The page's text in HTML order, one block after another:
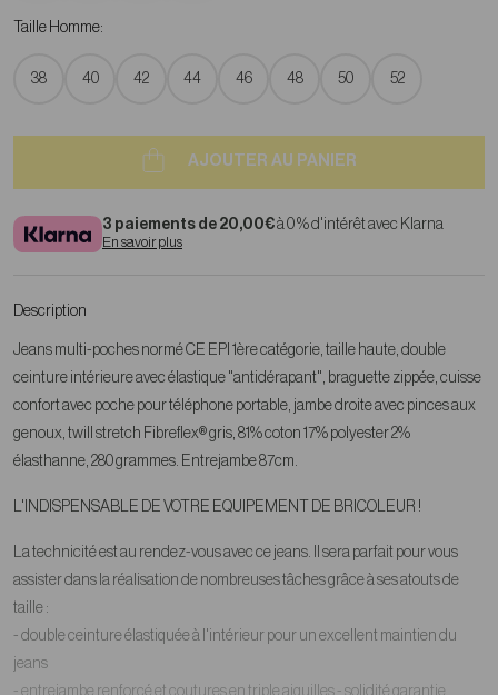
Taille Homme:
38 40 42 44 46 48 50 52
AJOUTER AU PANIER
3 paiements de 20,00€à 0 % d'intérêt avec Klarna
En savoir plus
Description
Jeans multi-poches normé CE EPI 1ère catégorie, taille haute, double
ceinture intérieure avec élastique "antidérapant", braguette zippée, cuisse
confort avec poche pour téléphone portable, jambe droite avec pinces aux
genoux, twill stretch Fibreflex® gris, 81% coton 17% polyester 2%
élasthanne, 280 grammes. Entrejambe 87cm.
L'INDISPENSABLE DE VOTRE EQUIPEMENT DE BRICOLEUR !
La technicité est au rendez-vous avec ce jeans. Il sera parfait pour vous
assister dans la réalisation de nombreuses tâches grâce à ses atouts de
taille :
- double ceinture élastiquée à l'intérieur pour un excellent maintien du
jeans